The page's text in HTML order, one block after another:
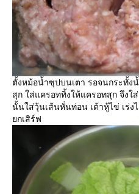
ตั้งหม้อน้ำซุปบนเตา รอจนกระทั้ง
สุก ใส่แครอททิ้งให้แครอทสุก จึงใ
นั้นใส่วุ้นเส้นหั่นท่อน เต้าหู้ไข่ เร่
กเสิร์ฟ